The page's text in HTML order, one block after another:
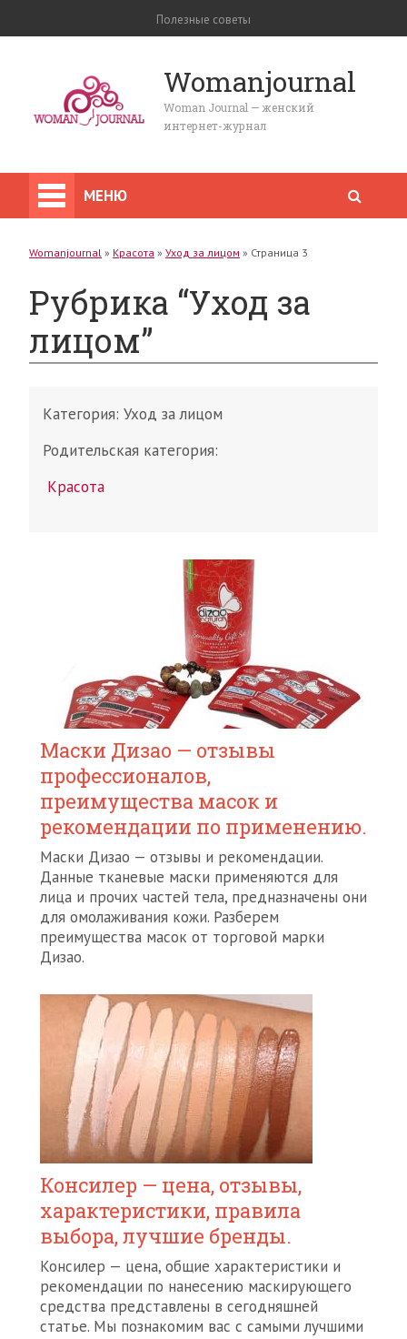
Полезные советы
Womanjournal
Woman Journal — женский
интернет-журнал
МЕНЮ
Womanjournal » Красота » Уход за лицом » Страница 3
Рубрика “Уход за
лицом”
Категория: Уход за лицом
Родительская категория:
Красота
Маски Дизао — отзывы
профессионалов,
преимущества масок и
рекомендации по применению.
Маски Дизао — отзывы и рекомендации.
Данные тканевые маски применяются для
лица и прочих частей тела, предназначены они
для омолаживания кожи. Разберем
преимущества масок от торговой марки
Дизао.
Консилер — цена, отзывы,
характеристики, правила
выбора, лучшие бренды.
Консилер — цена, общие характеристики и
рекомендации по нанесению маскирующего
средства представлены в сегодняшней
статье. Мы познакомим вас с самыми лучшими